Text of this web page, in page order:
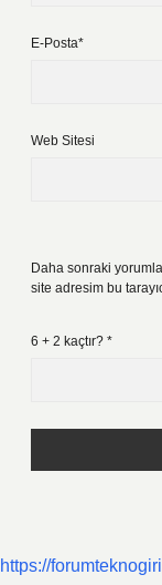
E-Posta*
Web Sitesi
Daha sonraki
site adresim bu
6 + 2 kaçtır? *
https://